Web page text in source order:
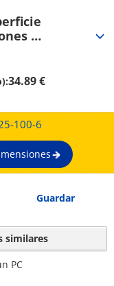
125-100-
34.89 €
100-6
Guardar
similares
PC